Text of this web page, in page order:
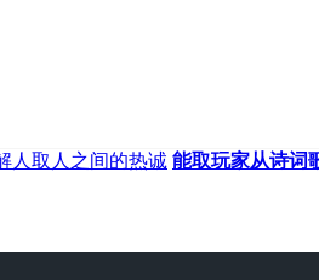
人取人之间的热诚 能取玩家从诗词